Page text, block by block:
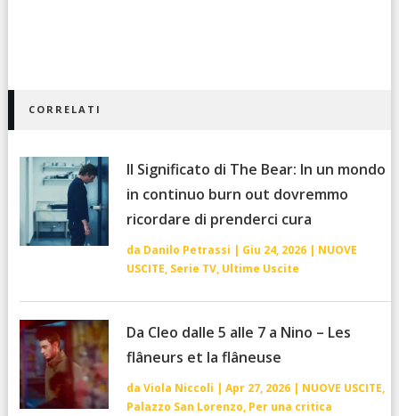
CORRELATI
Il Significato di The Bear: In un mondo
in continuo burn out dovremmo
ricordare di prenderci cura
da Danilo Petrassi | Giu 24, 2026| NUOVE
USCITE, Serie TV, Ultime Uscite
Da Cleo dalle 5 alle 7 a Nino – Les
flâneurs et la flâneuse
da Viola Niccoli | Apr 27, 2026| NUOVE USCITE,
Palazzo San Lorenzo, Per una critica